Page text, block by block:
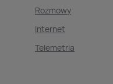
Rozmowy
Internet
Telemetria